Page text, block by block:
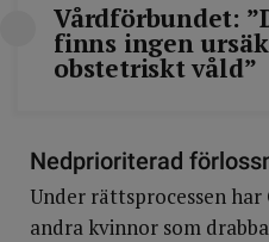
Vårdförbundet:
finns ingen
obstetriskt våld”
Nedprioriterad
Under rättsprocessen
andra kvinnor som